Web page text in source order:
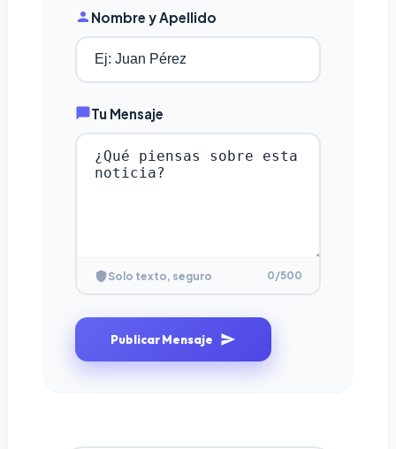
Nombre y Apellido
Tu Mensaje
Solo texto, seguro 0/500
Publicar Mensaje